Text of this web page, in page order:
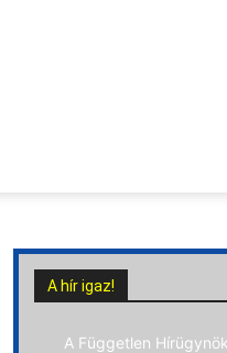
A hír igaz!
A Független